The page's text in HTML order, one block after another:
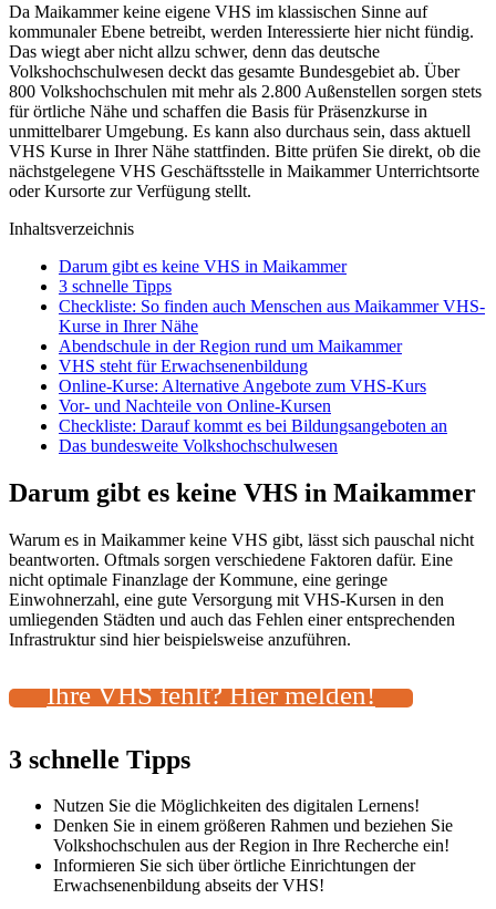
Da Maikammer keine eigene VHS im klassischen Sinne auf
kommunaler Ebene betreibt, werden Interessierte hier nicht fündig.
Das wiegt aber nicht allzu schwer, denn das deutsche
Volkshochschulwesen deckt das gesamte Bundesgebiet ab. Über
800 Volkshochschulen mit mehr als 2.800 Außenstellen sorgen stets
für örtliche Nähe und schaffen die Basis für Präsenzkurse in
unmittelbarer Umgebung. Es kann also durchaus sein, dass aktuell
VHS Kurse in Ihrer Nähe stattfinden. Bitte prüfen Sie direkt, ob die
nächstgelegene VHS Geschäftsstelle in Maikammer Unterrichtsorte
oder Kursorte zur Verfügung stellt.
Inhaltsverzeichnis
Darum gibt es keine VHS in Maikammer
3 schnelle Tipps
Checkliste: So finden auch Menschen aus Maikammer VHS-
Kurse in Ihrer Nähe
Abendschule in der Region rund um Maikammer
VHS steht für Erwachsenenbildung
Online-Kurse: Alternative Angebote zum VHS-Kurs
Vor- und Nachteile von Online-Kursen
Checkliste: Darauf kommt es bei Bildungsangeboten an
Das bundesweite Volkshochschulwesen
Darum gibt es keine VHS in Maikammer
Warum es in Maikammer keine VHS gibt, lässt sich pauschal nicht
beantworten. Oftmals sorgen verschiedene Faktoren dafür. Eine
nicht optimale Finanzlage der Kommune, eine geringe
Einwohnerzahl, eine gute Versorgung mit VHS-Kursen in den
umliegenden Städten und auch das Fehlen einer entsprechenden
Infrastruktur sind hier beispielsweise anzuführen.
Ihre VHS fehlt? Hier melden!
3 schnelle Tipps
Nutzen Sie die Möglichkeiten des digitalen Lernens!
Denken Sie in einem größeren Rahmen und beziehen Sie
Volkshochschulen aus der Region in Ihre Recherche ein!
Informieren Sie sich über örtliche Einrichtungen der
Erwachsenenbildung abseits der VHS!